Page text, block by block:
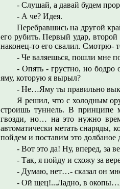
- Слушай, а давай будем
- А че? Идея.
Перебравшись на другой
его рубить. Первый удар, второй
наконец-то его свалил. Смотрю-
- Че валяешься, пошли мне
- Опять - грустно, но бодро
яму, которую я вырыл?
- Не…Яму ты правильно
Я решил, что с холодным
строишь туннель. В принципе
гвозди, но… на это нужно
автоматически метать снаряды,
пойдем и поставим это долбаное
- Вот это да! Ну, вперед, за
- Так, я пойду и схожу за
- Думаю, нет…- сказал он
- Ой щец!...Ладно, в